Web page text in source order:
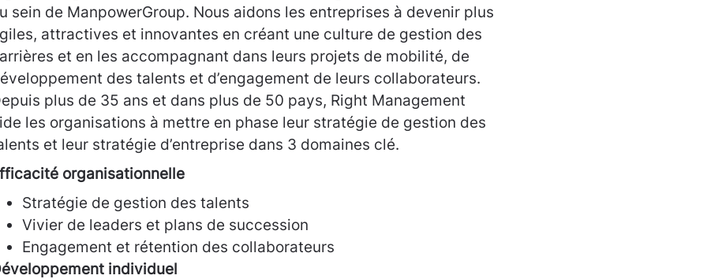
sein de ManpowerGroup. Nous aidons les entreprises à devenir plus
attractives et innovantes en créant une culture de gestion des
et en les accompagnant dans leurs projets de mobilité, de
des talents et d’engagement de leurs collaborateurs.
plus de 35 ans et dans plus de 50 pays, Right Management
les organisations à mettre en phase leur stratégie de gestion des
et leur stratégie d’entreprise dans 3 domaines clé.
organisationnelle
Stratégie de gestion des talents
Vivier de leaders et plans de succession
Engagement et rétention des collaborateurs
individuel